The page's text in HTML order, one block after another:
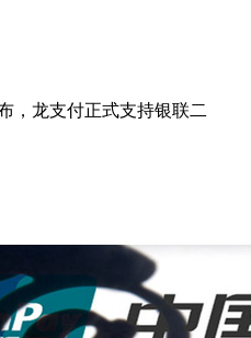
，龙支付正式支持银联二